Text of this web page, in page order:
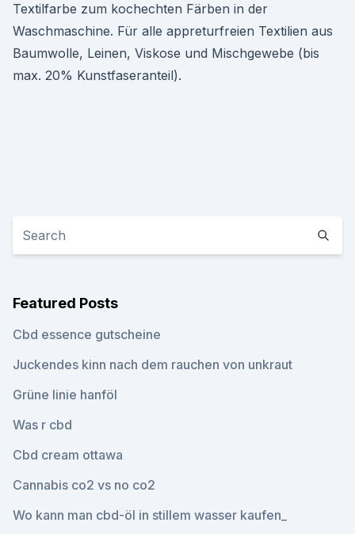
Textilfarbe zum kochechten Färben in der
Waschmaschine. Für alle appreturfreien Textilien aus
Baumwolle, Leinen, Viskose und Mischgewebe (bis
max. 20% Kunstfaseranteil).
Featured Posts
Cbd essence gutscheine
Juckendes kinn nach dem rauchen von unkraut
Grüne linie hanföl
Was r cbd
Cbd cream ottawa
Cannabis co2 vs no co2
Wo kann man cbd-öl in stillem wasser kaufen_